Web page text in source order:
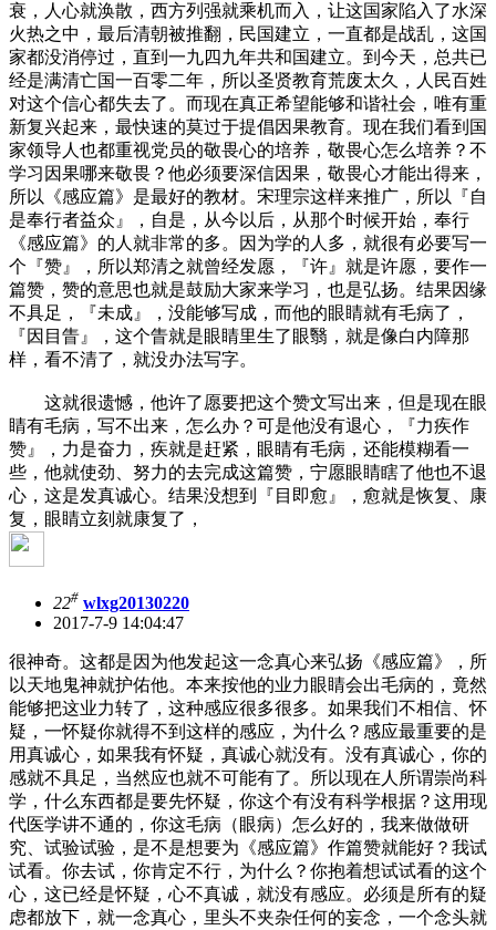
衰，人心就涣散，西方列强就乘机而入，让这国家陷入了水深
火热之中，最后清朝被推翻，民国建立，一直都是战乱，这国
家都没消停过，直到一九四九年共和国建立。到今天，总共已
经是满清亡国一百零二年，所以圣贤教育荒废太久，人民百姓
对这个信心都失去了。而现在真正希望能够和谐社会，唯有重
新复兴起来，最快速的莫过于提倡因果教育。现在我们看到国
家领导人也都重视党员的敬畏心的培养，敬畏心怎么培养？不
学习因果哪来敬畏？他必须要深信因果，敬畏心才能出得来，
所以《感应篇》是最好的教材。宋理宗这样来推广，所以『自
是奉行者益众』，自是，从今以后，从那个时候开始，奉行
《感应篇》的人就非常的多。因为学的人多，就很有必要写一
个『赞』，所以郑清之就曾经发愿，『许』就是许愿，要作一
篇赞，赞的意思也就是鼓励大家来学习，也是弘扬。结果因缘
不具足，『未成』，没能够写成，而他的眼睛就有毛病了，
『因目眚』，这个眚就是眼睛里生了眼翳，就是像白内障那
样，看不清了，就没办法写字。
这就很遗憾，他许了愿要把这个赞文写出来，但是现在眼
睛有毛病，写不出来，怎么办？可是他没有退心，『力疾作
赞』，力是奋力，疾就是赶紧，眼睛有毛病，还能模糊看一
些，他就使劲、努力的去完成这篇赞，宁愿眼睛瞎了他也不退
心，这是发真诚心。结果没想到『目即愈』，愈就是恢复、康
复，眼睛立刻就康复了，
22# wlxg20130220
2017-7-9 14:04:47
很神奇。这都是因为他发起这一念真心来弘扬《感应篇》，所
以天地鬼神就护佑他。本来按他的业力眼睛会出毛病的，竟然
能够把这业力转了，这种感应很多很多。如果我们不相信、怀
疑，一怀疑你就得不到这样的感应，为什么？感应最重要的是
用真诚心，如果我有怀疑，真诚心就没有。没有真诚心，你的
感就不具足，当然应也就不可能有了。所以现在人所谓崇尚科
学，什么东西都是要先怀疑，你这个有没有科学根据？这用现
代医学讲不通的，你这毛病（眼病）怎么好的，我来做做研
究、试验试验，是不是想要为《感应篇》作篇赞就能好？我试
试看。你去试，你肯定不行，为什么？你抱着想试试看的这个
心，这已经是怀疑，心不真诚，就没有感应。必须是所有的疑
虑都放下，就一念真心，里头不夹杂任何的妄念，一个念头就